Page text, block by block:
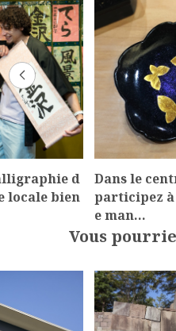
d
locale bien
Dans le
participez
e man…
Vous